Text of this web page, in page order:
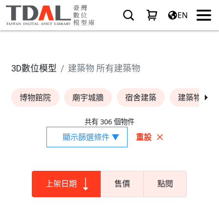
EN
3D數位模型 建築物 所有建築物
博物館院 廟宇城牆 宿舍建築 建築物
共有 306 個物件
顯示篩選條件 ▼ 重設
上架日期 售價 點閱